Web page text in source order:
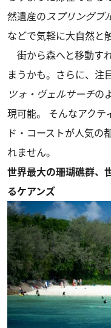
然遺産のスプリングブ
などで気軽に大自然と
街から森へと移動す
まうかも。さらに、注
ツォ・ヴェルサーチの
現可能。 そんなアクテ
ド・コーストが人気の
れません。
世界最大の珊瑚礁群
るケアンズ